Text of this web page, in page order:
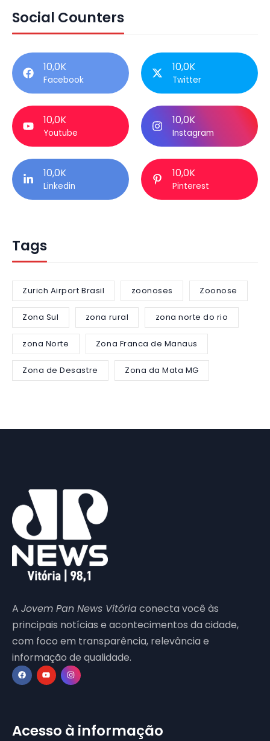
Social Counters
10,0K
Facebook
10,0K
Twitter
10,0K
Youtube
10,0K
Instagram
10,0K
Linkedin
10,0K
Pinterest
Tags
Zurich Airport Brasil zoonoses Zoonose
Zona Sul zona rural zona norte do rio
zona Norte Zona Franca de Manaus
Zona de Desastre Zona da Mata MG
A Jovem Pan News Vitóriaconecta você às
principais notícias e acontecimentos da cidade,
com foco em transparência, relevância e
informação de qualidade.
Acesso à informação